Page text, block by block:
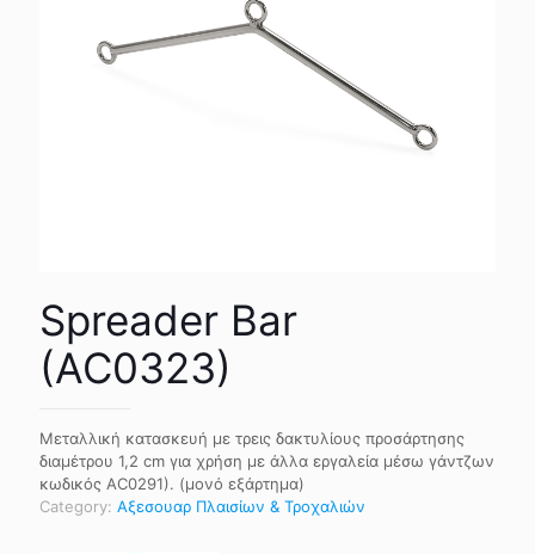
Spreader Bar
(AC0323)
Μεταλλική κατασκευή με τρεις δακτυλίους προσάρτησης
διαμέτρου 1,2 cm για χρήση με άλλα εργαλεία μέσω γάντζων
κωδικός AC0291). (μονό εξάρτημα)
Category: Αξεσουαρ Πλαισίων & Τροχαλιών